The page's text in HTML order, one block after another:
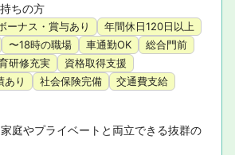
ちの方
ーナス・賞与あり
年間休日120日以上
〜18時の職場 車通勤OK
総合門前
研修充実
資格取得支援
あり
社会保険完備
交通費支給
庭やプライベートと両立できる抜群の